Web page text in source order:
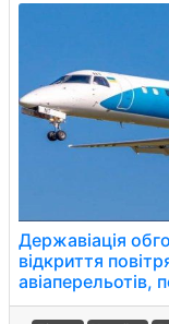
Державіація
відкриття
авіаперельотів,